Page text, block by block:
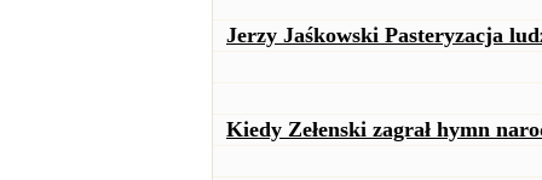
Jerzy Jaśkowski Pasteryzacja
Kiedy Zełenski zagrał hymn